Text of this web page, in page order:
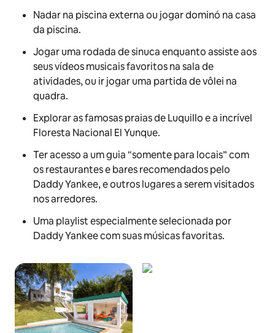
Nadar na piscina externa ou jogar dominó na casa
da piscina.
Jogar uma rodada de sinuca enquanto assiste aos
seus vídeos musicais favoritos na sala de
atividades, ou ir jogar uma partida de vôlei na
quadra.
Explorar as famosas praias de Luquillo e a incrível
Floresta Nacional El Yunque.
Ter acesso a um guia “somente para locais” com
os restaurantes e bares recomendados pelo
Daddy Yankee, e outros lugares a serem visitados
nos arredores.
Uma playlist especialmente selecionada por
Daddy Yankee com suas músicas favoritas.